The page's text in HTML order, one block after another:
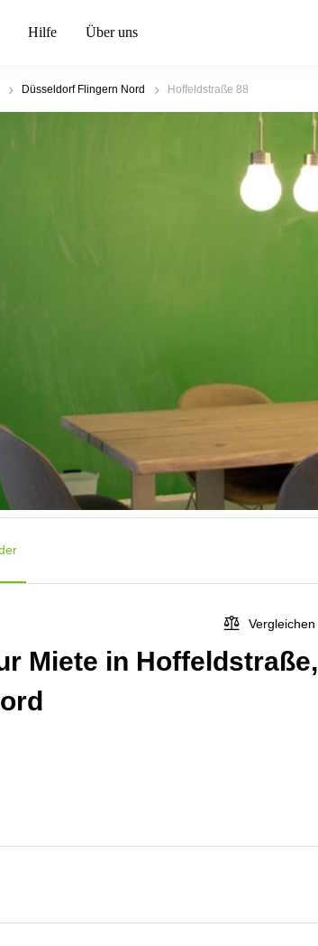
Hilfe Über uns
Düsseldorf Flingern Nord Hoffeldstraße 88
Vergleichen
Miete in Hoffeldstraße,